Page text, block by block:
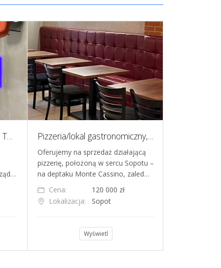
Kawiarnia samoobsługowa TOUCH - gotowy biznes we franczyzie Pizzeria/lokal gastronomiczny, franczyza w Sopocie
Oferujemy na sprzedaż działającą
pizzerię, położoną w sercu Sopotu –
na deptaku Monte Cassino, zaled…
Cena:
120 000 zł
Lokalizacja:
Sopot
Wyświetl